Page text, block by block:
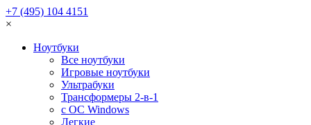
+7 (495) 104 4151
×
Ноутбуки
Все ноутбуки
Игровые ноутбуки
Ультрабуки
Трансформеры 2-в-1
с ОС Windows
Легкие